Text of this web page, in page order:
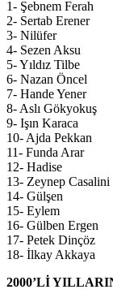
1- Şebnem Ferah
2- Sertab Erener
3- Nilüfer
4- Sezen Aksu
5- Yıldız Tilbe
6- Nazan Öncel
7- Hande Yener
8- Aslı Gökyokuş
9- Işın Karaca
10- Ajda Pekkan
11- Funda Arar
12- Hadise
13- Zeynep Casalini
14- Gülşen
15- Eylem
16- Gülben Ergen
17- Petek Dinçöz
18- İlkay Akkaya
2000’Lİ